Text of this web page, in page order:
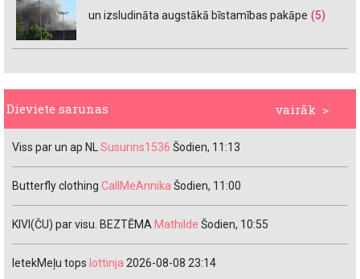
un izsludināta augstākā bīstamības pakāpe (5)
vairāk >
Dieviete sarunas
Viss par un ap NLSusurins1536 Šodien, 11:13
Butterfly clothing CallMeAnnika Šodien, 11:00
KIVI(ČU) par visu. BEZTĒMA Mathilde Šodien, 10:55
IetekMeļu tops lottinja 2026-08-08 23:14